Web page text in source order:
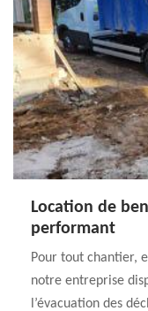
Location de
performant
Pour tout chantier,
notre entreprise
l’évacuation des